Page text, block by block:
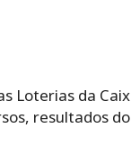
Loterias da
resultados